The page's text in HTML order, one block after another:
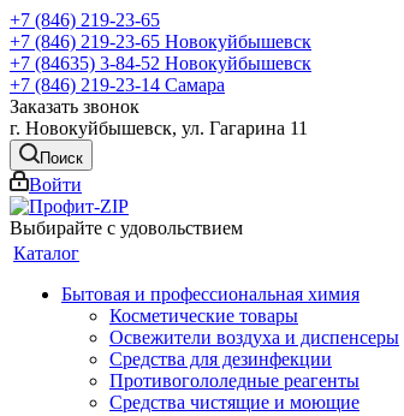
+7 (846) 219-23-65
+7 (846) 219-23-65 Новокуйбышевск
+7 (84635) 3-84-52 Новокуйбышевск
+7 (846) 219-23-14 Самара
Заказать звонок
г. Новокуйбышевск, ул. Гагарина 11
Поиск
Войти
Выбирайте с удовольствием
Каталог
Бытовая и профессиональная химия
Косметические товары
Освежители воздуха и диспенсеры
Средства для дезинфекции
Противогололедные реагенты
Средства чистящие и моющие